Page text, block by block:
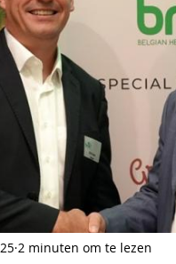
2 minuten om te lezen